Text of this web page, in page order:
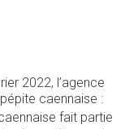
2022, l’agence
caennaise :
fait partie